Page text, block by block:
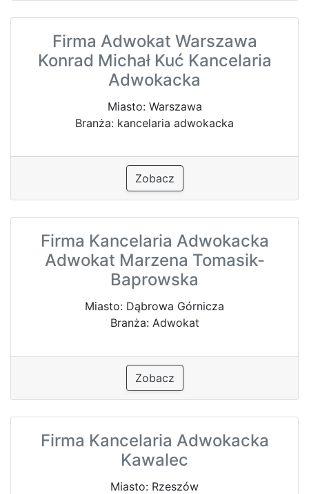
Firma Adwokat Warszawa
Konrad Michał Kuć Kancelaria
Adwokacka
Miasto: Warszawa
Branża: kancelaria adwokacka
Zobacz
Firma Kancelaria Adwokacka
Adwokat Marzena Tomasik-
Baprowska
Miasto: Dąbrowa Górnicza
Branża: Adwokat
Zobacz
Firma Kancelaria Adwokacka
Kawalec
Miasto: Rzeszów